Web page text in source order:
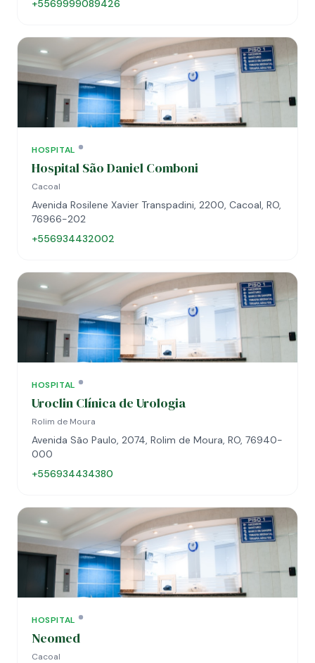
+5569999089426
HOSPITAL
Hospital São Daniel Comboni
Cacoal
Avenida Rosilene Xavier Transpadini, 2200, Cacoal, RO,
76966-202
+556934432002
HOSPITAL
Uroclin Clínica de Urologia
Rolim de Moura
Avenida São Paulo, 2074, Rolim de Moura, RO, 76940-
000
+556934434380
HOSPITAL
Neomed
Cacoal